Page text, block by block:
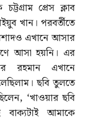
প্রেস ক্লাব
খান। পরবর্তীতে
এখানে আসার
আসা হয়নি। এর
রহমান এখানে
ছবি তুলতে
‘খাওয়ার ছবি
আমাকে